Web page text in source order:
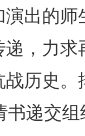
的师
，力
历史
书递交